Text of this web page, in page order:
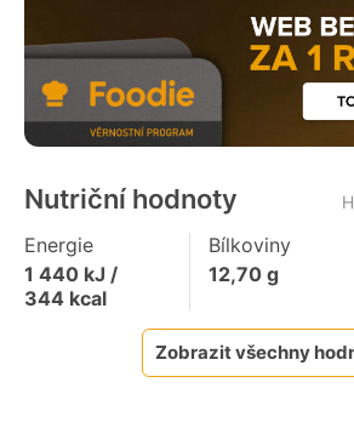
Nutriční hodnoty
Energie
1 440 kJ /
344 kcal
Bílkoviny
12,70g
Zobrazit všechny